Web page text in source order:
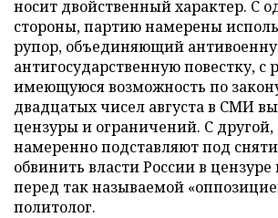
носит двойственный характер. С
стороны, партию намерены
рупор, объединяющий
антигосударственную повестку, с
имеющуюся возможность по
двадцатых чисел августа в СМИ
цензуры и ограничений. С другой,
намеренно подставляют под
обвинить власти России в цензуре
перед так называемой
политолог.